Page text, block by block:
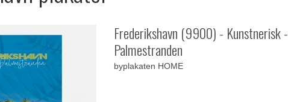
Frederikshavn (9900) - Kunstnerisk -
Palmestranden
byplakaten HOME